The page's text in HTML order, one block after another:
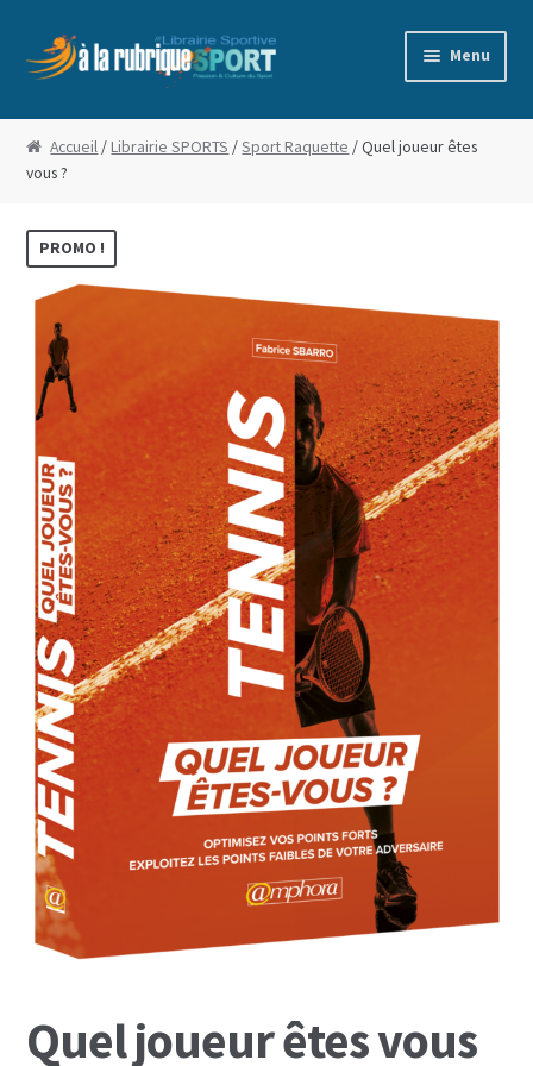
Aller
à
Aller
au
Menu
Accueil
Blog
Boutique
Conditions Générales de Vente
Mentions Légales
Mon Compte
Panier
Accueil / Librairie SPORTS /Sport Raquette / Quel joueur êtes
vous ?
PROMO !
Quel joueur êtes vous